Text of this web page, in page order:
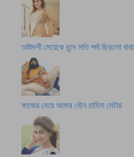
অষ্টাদশী মেয়েকে চুদে সতি পর্দা ছিড়লো বাবা
কাজের মেয়ে আমার যৌন চাহিদা মেটায়